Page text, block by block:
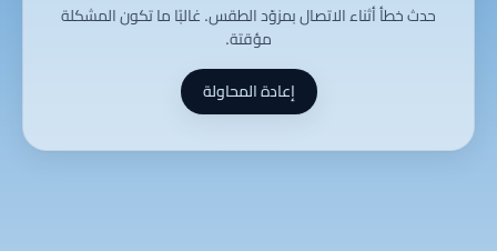
حدث خطأ أثناء الاتصال بمزوّد الطقس. غالبًا ما تكون المشكلة
مؤقتة.
إعادة المحاولة